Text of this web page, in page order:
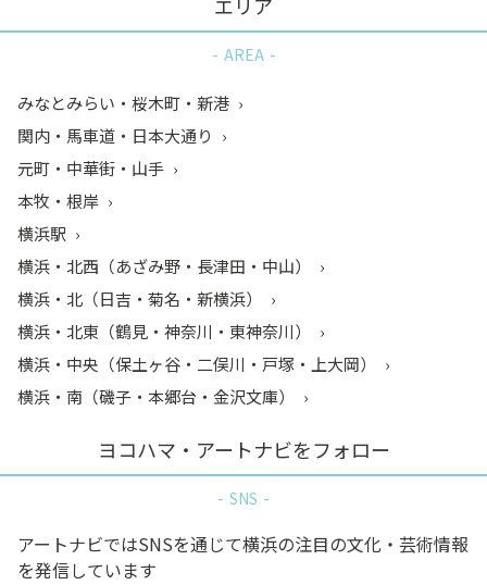
エリア
AREA
みなとみらい・桜木町・新港
関内・馬車道・日本大通り
元町・中華街・山手
本牧・根岸
横浜駅
横浜・北西（あざみ野・長津田・中山）
横浜・北（日吉・菊名・新横浜）
横浜・北東（鶴見・神奈川・東神奈川）
横浜・中央（保土ヶ谷・二俣川・戸塚・上大岡）
横浜・南（磯子・本郷台・金沢文庫）
ヨコハマ・アートナビをフォロー
SNS
アートナビではSNSを通じて横浜の注目の文化・芸術情報
を発信しています